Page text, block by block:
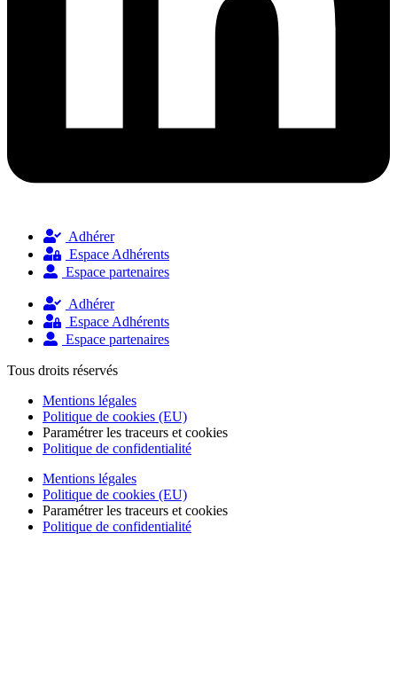
Adhérer
Espace Adhérents
Espace partenaires
Adhérer
Espace Adhérents
Espace partenaires
Tous droits réservés
Mentions légales
Politique de cookies (EU)
Paramétrer les traceurs et cookies
Politique de confidentialité
Mentions légales
Politique de cookies (EU)
Paramétrer les traceurs et cookies
Politique de confidentialité